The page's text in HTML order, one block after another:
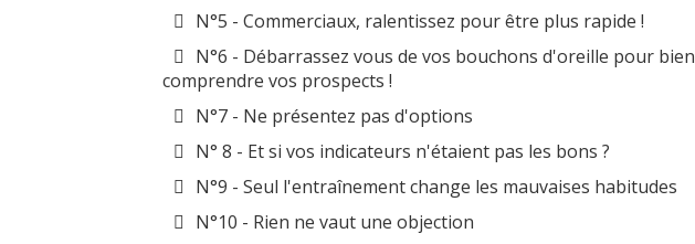
N°5 - Commerciaux, ralentissez pour être plus rapide !
N°6 - Débarrassez vous de vos bouchons d'oreille pour bien
comprendre vos prospects !
N°7 - Ne présentez pas d'options
N° 8 - Et si vos indicateurs n'étaient pas les bons ?
N°9 - Seul l'entraînement change les mauvaises habitudes
N°10 - Rien ne vaut une objection